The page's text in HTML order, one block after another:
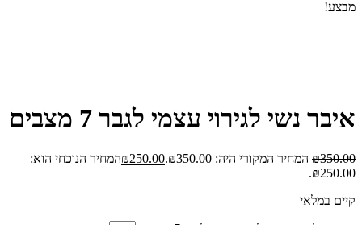
מבצע!
איבר נשי לגירוי עצמי לגבר 7 מצבים
₪350.00 המחיר המקורי היה: ₪350.00. ₪250.00
המחיר הנוכחי הוא:
₪250.00.
קיים במלאי